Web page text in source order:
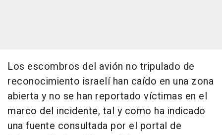
Los escombros del avión no tripulado de
reconocimiento israelí han caído en una zona
abierta y no se han reportado víctimas en el
marco del incidente, tal y como ha indicado
una fuente consultada por el portal de